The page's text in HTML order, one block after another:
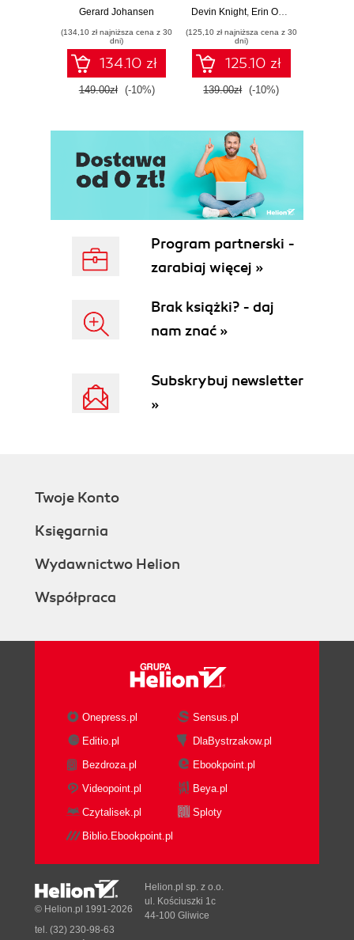
and techniques for
threat response -
Fourth Edition
Gerard Johansen
(134,10 zł najniższa cena z 30
dni)
134.10 zł
149.00zł (-10%)
to Power BI, Data
Tools, and
Microsoft Fabric -
Fourth Edition
Devin Knight, Erin Ostrowsky
(125,10 zł najniższa cena z 30
dni)
125.10 zł
139.00zł (-10%)
Program partnerski -
zarabiaj więcej »
Brak książki? - daj
nam znać »
Subskrybuj newsletter
»
Twoje Konto
Księgarnia
Wydawnictwo Helion
Współpraca
Onepress.pl
Sensus.pl
Editio.pl
DlaBystrzakow.pl
Bezdroza.pl
Ebookpoint.pl
Videopoint.pl
Beya.pl
Czytalisek.pl
Sploty
Biblio.Ebookpoint.pl
© Helion.pl 1991-2026
Helion.pl sp. z o.o.
ul. Kościuszki 1c
44-100 Gliwice
tel. (32) 230-98-63